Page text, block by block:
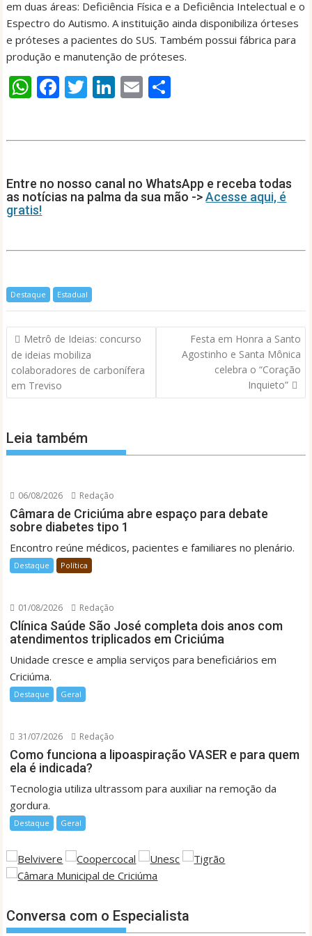
em duas áreas: Deficiência Física e a Deficiência Intelectual e o
Espectro do Autismo. A instituição ainda disponibiliza órteses
e próteses a pacientes do SUS. Também possui fábrica para
produção e manutenção de próteses.
W
A
p
p
F
o
o
T Li
dI
n
E
Entre no nosso canal no WhatsApp e receba todas
as notícias na palma da sua mão ->Acesse aqui, é
gratis!
Destaque Estadual
Navegação
de
Post
Metrô de Ideias: concurso
de ideias mobiliza
colaboradores de carbonífera
em Treviso
Festa em Honra a Santo
Agostinho e Santa Mônica
celebra o “Coração
Inquieto”
Leia também
06/08/2026 Redação
Câmara de Criciúma abre espaço para debate
sobre diabetes tipo 1
Encontro reúne médicos, pacientes e familiares no plenário.
Destaque Política
01/08/2026 Redação
Clínica Saúde São José completa dois anos com
atendimentos triplicados em Criciúma
Unidade cresce e amplia serviços para beneficiários em
Criciúma.
Destaque Geral
31/07/2026 Redação
Como funciona a lipoaspiração VASER e para quem
ela é indicada?
Tecnologia utiliza ultrassom para auxiliar na remoção da
gordura.
Destaque Geral
Conversa com o Especialista